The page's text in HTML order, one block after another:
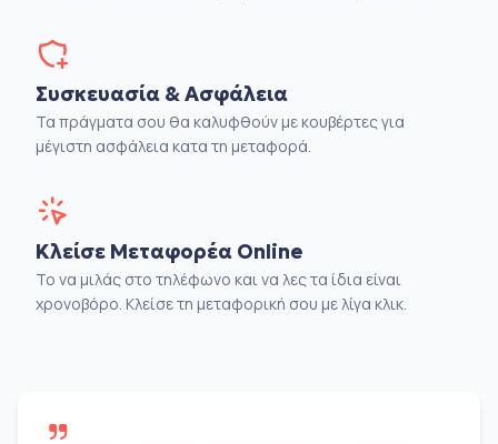
Συσκευασία & Ασφάλεια
Τα πράγματα σου θα καλυφθούν με κουβέρτες για
μέγιστη ασφάλεια κατα τη μεταφορά.
Κλείσε Μεταφορέα Online
Το να μιλάς στο τηλέφωνο και να λες τα ίδια είναι
χρονοβόρο. Κλείσε τη μεταφορική σου με λίγα κλικ.